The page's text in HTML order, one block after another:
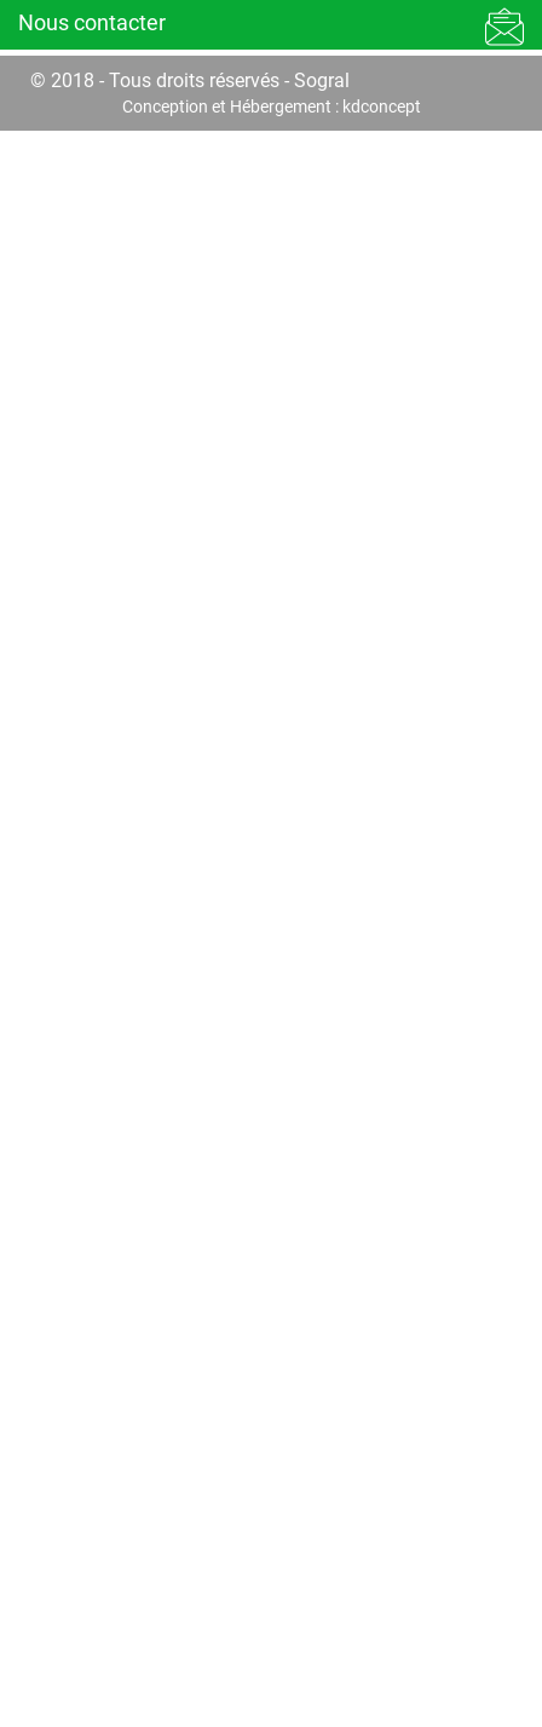
Nous contacter
© 2018 - Tous droits réservés - Sogral
Conception et Hébergement : kdconcept